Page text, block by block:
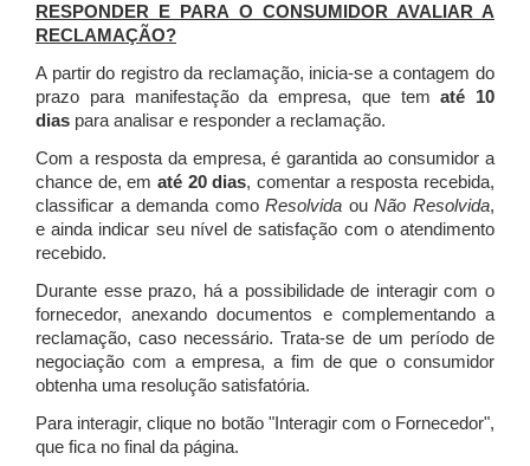
RESPONDER E PARA O CONSUMIDOR AVALIAR A
RECLAMAÇÃO?
A partir do registro da reclamação, inicia-se a contagem do
prazo para manifestação da empresa, que tematé 10
dias para analisar e responder a reclamação.
Com a resposta da empresa, é garantida ao consumidor a
chance de, em até 20 dias, comentar a resposta recebida,
classificar a demanda comoResolvida ouNão Resolvida,
e ainda indicar seu nível de satisfação com o atendimento
recebido.
Durante esse prazo, há a possibilidade de interagir com o
fornecedor, anexando documentos e complementando a
reclamação, caso necessário.Trata-se de um período de
negociação com a empresa, a fim de que o consumidor
obtenha uma resolução satisfatória.
Para interagir, clique no botão "Interagir com o Fornecedor",
que fica no final da página.